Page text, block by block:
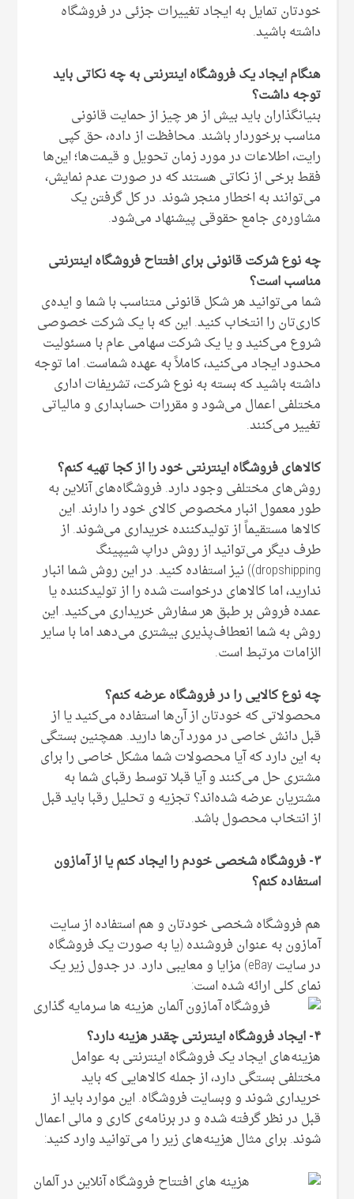
خودتان تمایل به ایجاد تغییرات جزئی در فروشگاه
داشته باشید.
هنگام ایجاد یک فروشگاه اینترنتی به چه نکاتی باید
توجه داشت؟
بنیانگذاران باید بیش از هر چیز از حمایت قانونی
مناسب برخوردار باشند. محافظت از داده، حق کپی
رایت، اطلاعات در مورد زمان تحویل و قیمت‌ها؛ این‌ها
فقط برخی از نکاتی هستند که در صورت عدم نمایش،
می‌توانند به اخطار منجر شوند. در کل گرفتن یک
مشاوره‌ی جامع حقوقی پیشنهاد می‌شود.
چه نوع شرکت قانونی برای افتتاح فروشگاه اینترنتی
مناسب است؟
شما می‌توانید هر شکل قانونی متناسب با شما و ایده‌ی
کاری‌تان را انتخاب کنید. این که با یک شرکت خصوصی
شروع می‌کنید و یا یک شرکت سهامی عام با مسئولیت
محدود ایجاد می‌کنید، کاملاً به عهده شماست. اما توجه
داشته باشید که بسته به نوع شرکت، تشریفات اداری
مختلفی اعمال می‌شود و مقررات حسابداری و مالیاتی
تغییر می‌کنند.
کالا‌های فروشگاه اینترنتی خود را از کجا تهیه کنم؟
روش‌‌های مختلفی وجود دارد. فروشگاه‌های آنلاین به
طور معمول انبار مخصوص کالای خود را دارند. این
کالاها مستقیماً از تولیدکننده خریداری می‌شوند. از
طرف دیگر می‌توانید از روش دراپ شیپینگ
dropshipping)) نیز استفاده کنید. در این روش شما انبار
ندارید، اما کالاهای درخواست شده را از تولیدکننده یا
عمده فروش بر طبق هر سفارش خریداری می‌کنید. این
روش به شما انعطاف‌پذیری بیشتری می‌دهد اما با سایر
الزامات مرتبط است.
چه نوع کالایی را در فروشگاه عرضه کنم؟
محصولاتی که خودتان از آن‌ها استفاده می‌کنید یا از
قبل دانش خاصی در مورد آن‌ها دارید. همچنین بستگی
به این دارد که آیا محصولات شما مشکل خاصی را برای
مشتری حل می‌کنند و آیا قبلا توسط رقبای شما به
مشتریان عرضه شده‌اند؟ تجزیه و تحلیل رقبا باید قبل
از انتخاب محصول باشد.
۳- فروشگاه شخصی خودم را ایجاد کنم یا از آمازون
استفاده کنم؟
هم فروشگاه شخصی خودتان و هم استفاده از سایت
آمازون به عنوان فروشنده (یا به صورت یک فروشگاه
در سایت eBay) مزایا و معایبی دارد. در جدول زیر یک
نمای کلی ارائه شده است:
۴- ایجاد فروشگاه اینترنتی چقدر هزینه دارد؟
هزینه‌های ایجاد یک فروشگاه اینترنتی به عوامل
مختلفی بستگی دارد، از جمله کالاهایی که باید
خریداری شوند و وبسایت فروشگاه. این موارد باید از
قبل در نظر گرفته شده و در برنامه‌ی کاری و مالی اعمال
شوند. برای مثال هزینه‌های زیر را می‌توانید وارد کنید: